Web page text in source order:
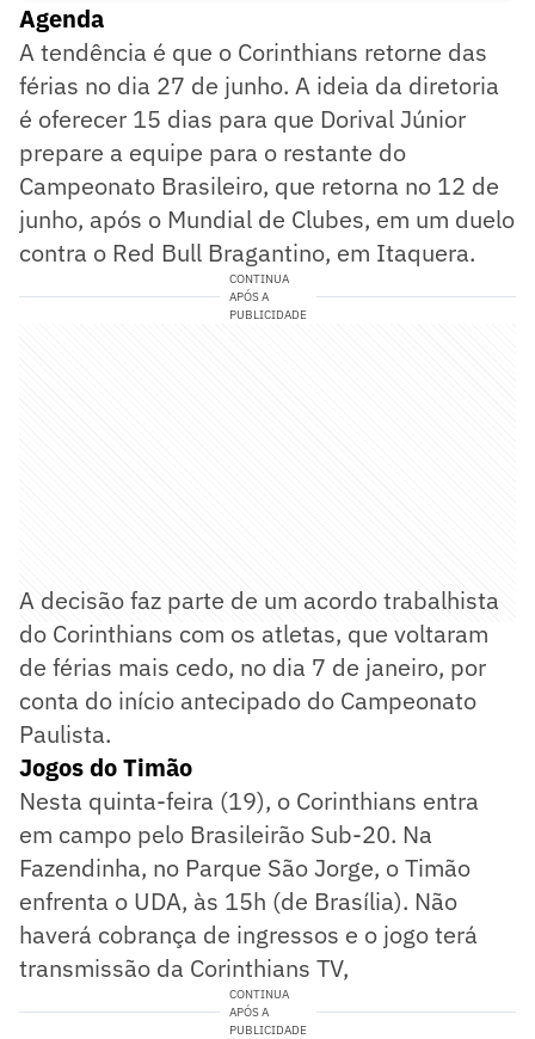
Agenda
A tendência é que o Corinthians retorne das
férias no dia 27 de junho. A ideia da diretoria
é oferecer 15 dias para que Dorival Júnior
prepare a equipe para o restante do
Campeonato Brasileiro, que retorna no 12 de
junho, após o Mundial de Clubes, em um duelo
contra o Red Bull Bragantino, em Itaquera.
CONTINUA
APÓS A
PUBLICIDADE
A decisão faz parte de um acordo trabalhista
do Corinthians com os atletas, que voltaram
de férias mais cedo, no dia 7 de janeiro, por
conta do início antecipado do Campeonato
Paulista.
Jogos do Timão
Nesta quinta-feira (19), o Corinthians entra
em campo pelo Brasileirão Sub-20. Na
Fazendinha, no Parque São Jorge, o Timão
enfrenta o UDA, às 15h (de Brasília). Não
haverá cobrança de ingressos e o jogo terá
transmissão da Corinthians TV,
CONTINUA
APÓS A
PUBLICIDADE